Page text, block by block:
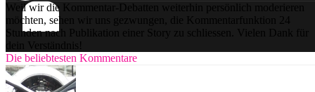
Weil wir die Kommentar-Debatten weiterhin persönlich moderieren
möchten, sehen wir uns gezwungen, die Kommentarfunktion 24
Stunden nach Publikation einer Story zu schliessen. Vielen Dank für
dein Verständnis!
Die beliebtesten Kommentare